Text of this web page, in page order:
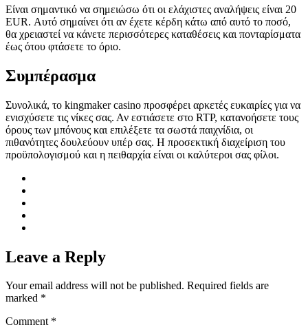
Είναι σημαντικό να σημειώσω ότι οι ελάχιστες αναλήψεις είναι 20
EUR. Αυτό σημαίνει ότι αν έχετε κέρδη κάτω από αυτό το ποσό,
θα χρειαστεί να κάνετε περισσότερες καταθέσεις και πονταρίσματα
έως ότου φτάσετε το όριο.
Συμπέρασμα
Συνολικά, το kingmaker casino προσφέρει αρκετές ευκαιρίες για να
ενισχύσετε τις νίκες σας. Αν εστιάσετε στο RTP, κατανοήσετε τους
όρους των μπόνους και επιλέξετε τα σωστά παιχνίδια, οι
πιθανότητες δουλεύουν υπέρ σας. Η προσεκτική διαχείριση του
προϋπολογισμού και η πειθαρχία είναι οι καλύτεροι σας φίλοι.
Leave a Reply
Your email address will not be published. Required fields are
marked *
Comment *